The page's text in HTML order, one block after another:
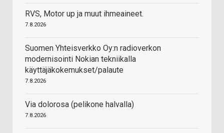
RVS, Motor up ja muut ihmeaineet.
7.8.2026
Suomen Yhteisverkko Oy:n radioverkon
modernisointi Nokian tekniikalla
käyttäjäkokemukset/palaute
7.8.2026
Via dolorosa (pelikone halvalla)
7.8.2026